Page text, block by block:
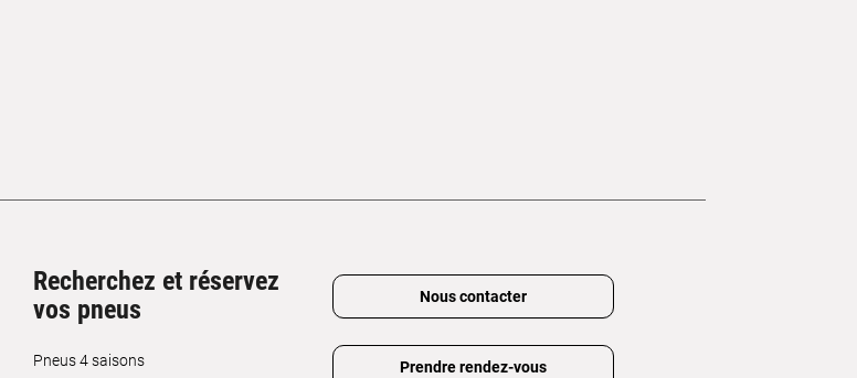
Recherchez et réservez
vos pneus
Pneus 4 saisons
Nous contacter
Prendre rendez-vous